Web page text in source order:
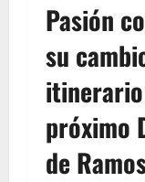
Pasión
su
próximo
de